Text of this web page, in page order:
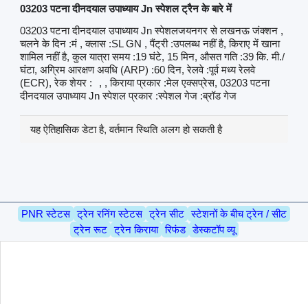
03203 पटना दीनदयाल उपाध्याय Jn स्पेशल ट्रैन के बारे में
03203 पटना दीनदयाल उपाध्याय Jn स्पेशलजयनगर से लखनऊ जंक्शन ,
चलने के दिन :मं , क्लास :SL GN , पैंट्री :उपलब्ध नहीं है, किराए में खाना
शामिल नहीं है, कुल यात्रा समय :19 घंटे, 15 मिन, औसत गति :39 कि. मी./
घंटा, अग्रिम आरक्षण अवधि (ARP) :60 दिन, रेलवे :पूर्व मध्य रेलवे
(ECR), रेक शेयर :
, , किराया प्रकार :मेल एक्सप्रेस, 03203 पटना
दीनदयाल उपाध्याय Jn स्पेशल प्रकार :स्पेशल गेज :ब्रॉड गेज
यह ऐतिहासिक डेटा है, वर्तमान स्थिति अलग हो सकती है
PNR स्टेटस ट्रेन रनिंग स्टेटस ट्रेन सीट स्टेशनों के बीच ट्रेन / सीट
ट्रेन रूट ट्रेन किराया रिफंड डेस्कटॉप व्यू